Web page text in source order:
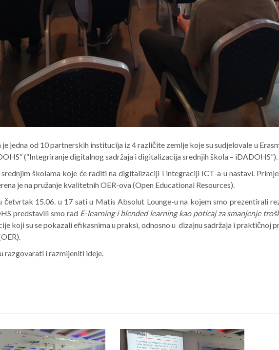
jedna od 10 partnerskih institucija iz 4 različite zemlje koje su sudjelovale u
(“Integriranje digitalnog sadržaja i digitalizacija srednjih škola – iDADOHS”).
školama koje će raditi na digitalizaciji i integraciji ICT-a u nastavi.
je na pružanje kvalitetnih OER-ova (Open Educational Resources).
15.06. u 17 sati u Matis Absolut Lounge-u na kojem smo prezentirali
predstavili smo rad E-learning i blended learning kao poticaj za smanjenje
koji su se pokazali efikasnima u praksi, odnosno u dizajnu sadržaja i praktičnoj
razgovarati i razmijeniti ideje.